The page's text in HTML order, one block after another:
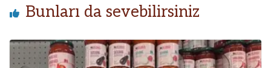
Bunları da sevebilirsiniz